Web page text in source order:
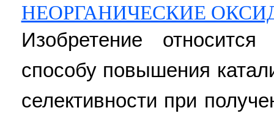
НЕОРГАНИЧЕСКИЕ
Изобретение
способу повышения
селективности при